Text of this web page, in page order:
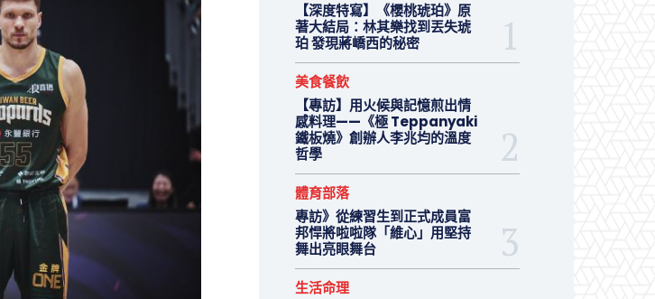
【深度特寫】《櫻桃琥珀》原
著大結局：林其樂找到丟失琥
珀 發現蔣嶠西的秘密
美食餐飲
【專訪】用火候與記憶煎出情
感料理——《極 Teppanyaki
鐵板燒》創辦人李兆均的溫度
哲學
體育部落
專訪》從練習生到正式成員富
邦悍將啦啦隊「維心」用堅持
舞出亮眼舞台
生活命理